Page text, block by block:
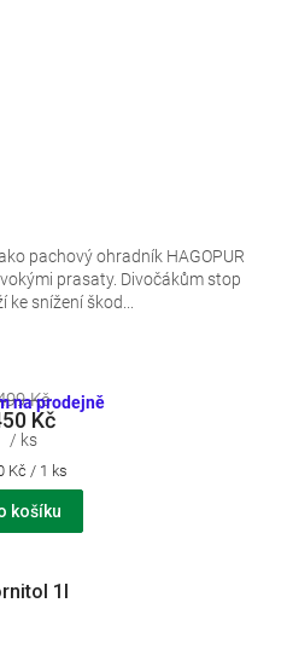
na prodejně
Kč
Kč
/ ks
Kč / 1 ks
košíku
pachový ohradník HAGOPUR
prasaty. Divočákům stop
snížení škod...
1l